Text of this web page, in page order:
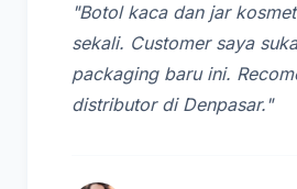
"Botol kaca dan jar
sekali. Customer saya
packaging baru ini.
distributor di Denpasar."